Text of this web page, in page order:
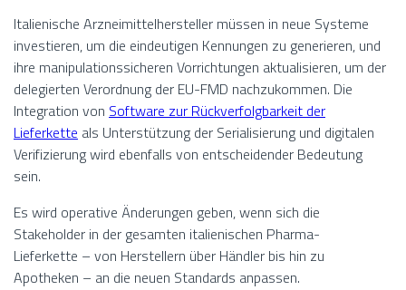
Italienische Arzneimittelhersteller müssen in neue Systeme
investieren, um die eindeutigen Kennungen zu generieren, und
ihre manipulationssicheren Vorrichtungen aktualisieren, um der
delegierten Verordnung der EU-FMD nachzukommen. Die
Integration von Software zur Rückverfolgbarkeit der
Lieferkette als Unterstützung der Serialisierung und digitalen
Verifizierung wird ebenfalls von entscheidender Bedeutung
sein.
Es wird operative Änderungen geben, wenn sich die
Stakeholder in der gesamten italienischen Pharma-
Lieferkette – von Herstellern über Händler bis hin zu
Apotheken – an die neuen Standards anpassen.